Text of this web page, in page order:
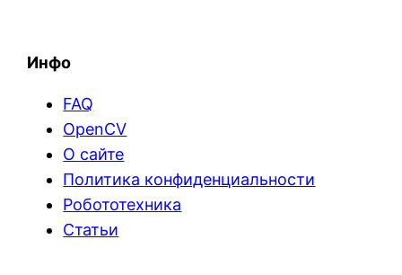
Инфо
FAQ
OpenCV
О сайте
Политика конфиденциальности
Робототехника
Статьи